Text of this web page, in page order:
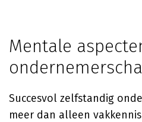
Mentale
Succesvol zelfstandig
meer dan alleen